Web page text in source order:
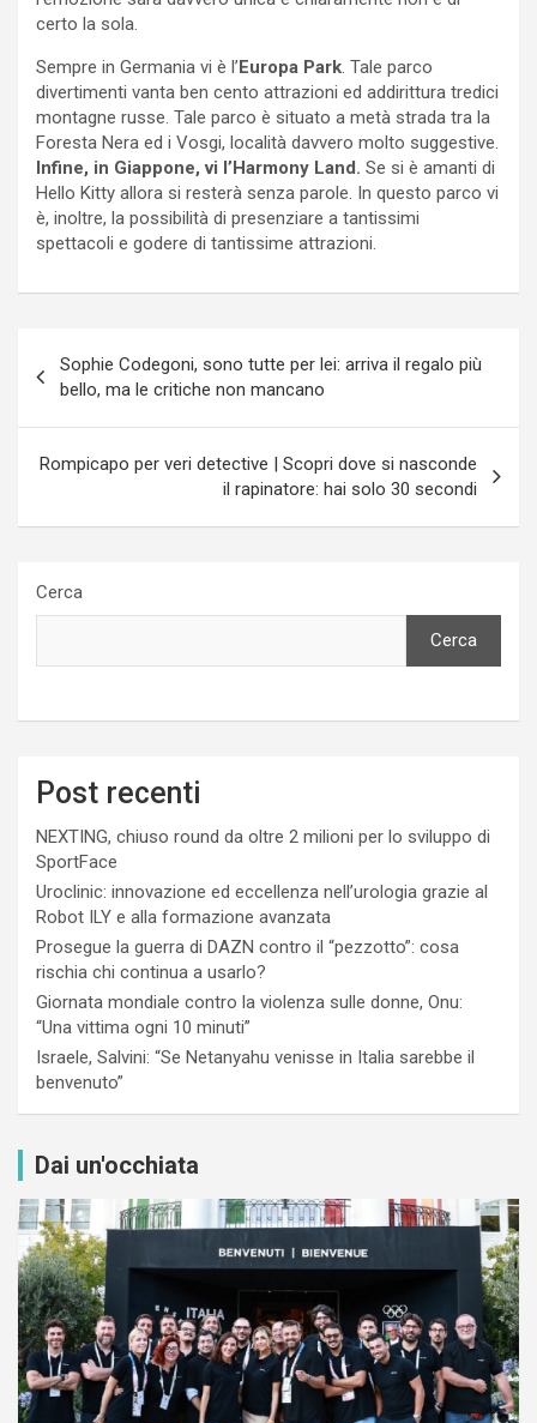
certo la sola.
Sempre in Germania vi è l’Europa Park. Tale parco
divertimenti vanta ben cento attrazioni ed addirittura tredici
montagne russe. Tale parco è situato a metà strada tra la
Foresta Nera ed i Vosgi, località davvero molto suggestive.
Infine, in Giappone, vi l’Harmony Land. Se si è amanti di
Hello Kitty allora si resterà senza parole. In questo parco vi
è, inoltre, la possibilità di presenziare a tantissimi
spettacoli e godere di tantissime attrazioni.
articoli
Sophie Codegoni, sono tutte per lei: arriva il regalo più
bello, ma le critiche non mancano
Rompicapo per veri detective | Scopri dove si nasconde
il rapinatore: hai solo 30 secondi
Cerca
Cerca
Post recenti
NEXTING, chiuso round da oltre 2 milioni per lo sviluppo di
SportFace
Uroclinic: innovazione ed eccellenza nell’urologia grazie al
Robot ILY e alla formazione avanzata
Prosegue la guerra di DAZN contro il “pezzotto”: cosa
rischia chi continua a usarlo?
Giornata mondiale contro la violenza sulle donne, Onu:
“Una vittima ogni 10 minuti”
Israele, Salvini: “Se Netanyahu venisse in Italia sarebbe il
benvenuto”
Dai un'occhiata